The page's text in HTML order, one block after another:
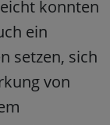
konnten
ein
setzen, sich
von